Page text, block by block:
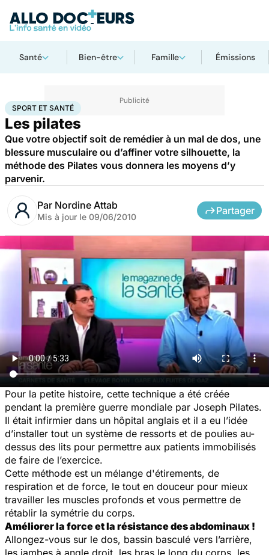
Santé Bien-être Famille Émissions
AccueilBien-êtreSport santé Sport et santé
SPORT ET SANTÉ
Les pilates
Que votre objectif soit de remédier à un mal de dos, une
blessure musculaire ou d’affiner votre silhouette, la
méthode des Pilates vous donnera les moyens d’y
parvenir.
Par Nordine Attab
Mis à jour le 09/06/2010
Partager
Pour la petite histoire, cette technique a été créée
pendant la première guerre mondiale par Joseph Pilates.
Il était infirmier dans un hôpital anglais et il a eu l’idée
d’installer tout un système de ressorts et de poulies au-
dessus des lits pour permettre aux patients immobilisés
de faire de l’exercice.
Cette méthode est un mélange d'étirements, de
respiration et de force, le tout en douceur pour mieux
travailler les muscles profonds et vous permettre de
rétablir la symétrie du corps.
Améliorer la force et la résistance des abdominaux !
Allongez-vous sur le dos, bassin basculé vers l’arrière,
les jambes à angle droit, les bras le long du corps, les